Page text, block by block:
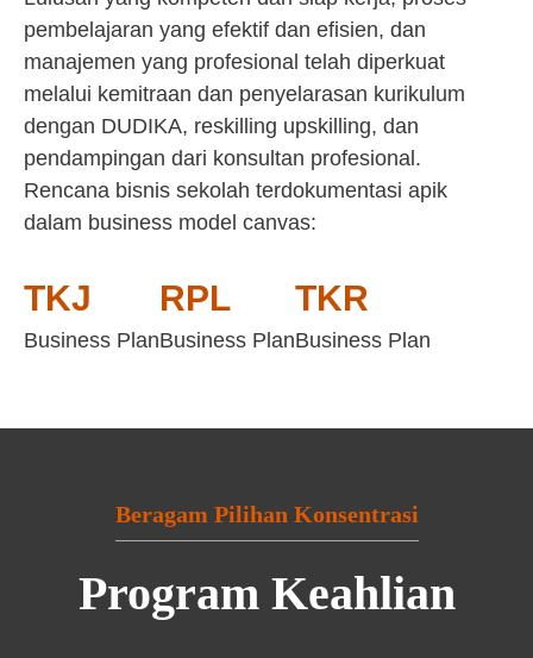
pembelajaran yang efektif dan efisien, dan
manajemen yang profesional telah diperkuat
melalui kemitraan dan penyelarasan kurikulum
dengan DUDIKA, reskilling upskilling, dan
pendampingan dari konsultan profesional.
Rencana bisnis sekolah terdokumentasi apik
dalam business model canvas:
TKJ
Business Plan
RPL
Business Plan
TKR
Business Plan
Beragam Pilihan Konsentrasi
Program Keahlian